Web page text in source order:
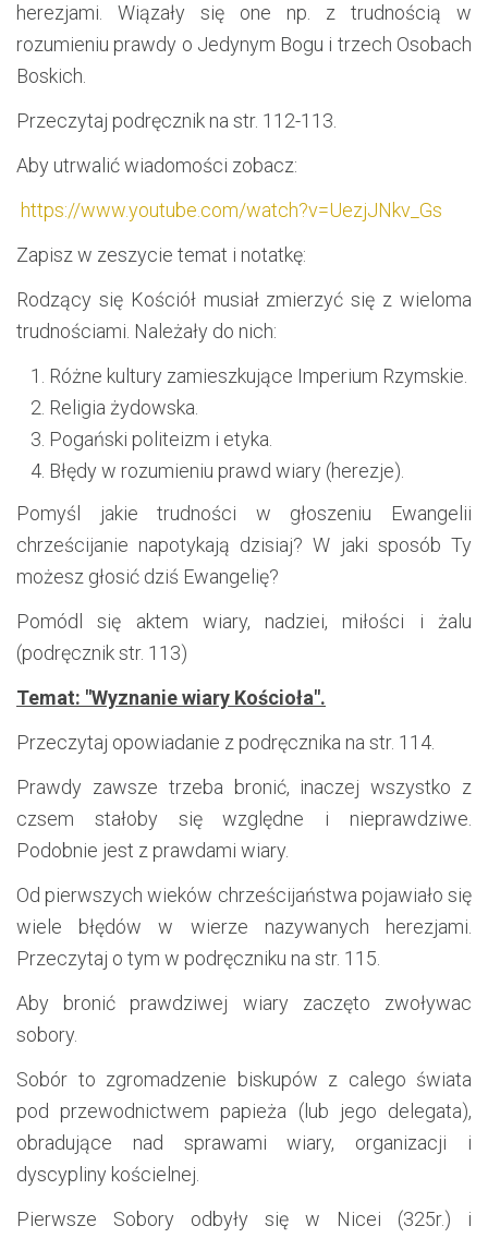
herezjami. Wiązały się one np. z trudnością w
rozumieniu prawdy o Jedynym Bogu i trzech Osobach
Boskich.
Przeczytaj podręcznik na str. 112-113.
Aby utrwalić wiadomości zobacz:
https://www.youtube.com/watch?v=UezjJNkv_Gs
Zapisz w zeszycie temat i notatkę:
Rodzący się Kościół musiał zmierzyć się z wieloma
trudnościami. Należały do nich:
Różne kultury zamieszkujące Imperium Rzymskie.
Religia żydowska.
Pogański politeizm i etyka.
Błędy w rozumieniu prawd wiary (herezje).
Pomyśl jakie trudności w głoszeniu Ewangelii
chrześcijanie napotykają dzisiaj? W jaki sposób Ty
możesz głosić dziś Ewangelię?
Pomódl się aktem wiary, nadziei, miłości i żalu
(podręcznik str. 113)
Temat: "Wyznanie wiary Kościoła".
Przeczytaj opowiadanie z podręcznika na str. 114.
Prawdy zawsze trzeba bronić, inaczej wszystko z
czsem stałoby się względne i nieprawdziwe.
Podobnie jest z prawdami wiary.
Od pierwszych wieków chrześcijaństwa pojawiało się
wiele błędów w wierze nazywanych herezjami.
Przeczytaj o tym w podręczniku na str. 115.
Aby bronić prawdziwej wiary zaczęto zwoływac
sobory.
Sobór to zgromadzenie biskupów z calego świata
pod przewodnictwem papieża (lub jego delegata),
obradujące nad sprawami wiary, organizacji i
dyscypliny kościelnej.
Pierwsze Sobory odbyły się w Nicei (325r.) i